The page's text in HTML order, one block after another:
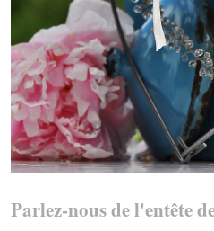
Parlez-nous de l'entête